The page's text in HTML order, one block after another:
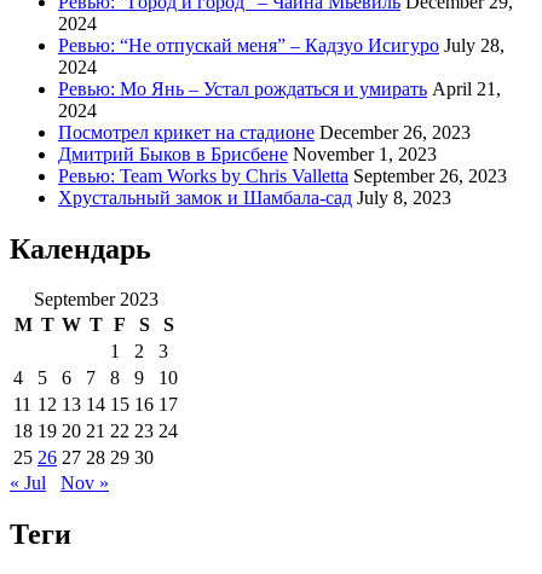
2024
Ревью: “Не отпускай меня” – Кадзуо Исигуро July 28,
2024
Ревью: Мо Янь – Устал рождаться и умирать April 21,
2024
Посмотрел крикет на стадионе December 26, 2023
Дмитрий Быков в Брисбене November 1, 2023
Ревью: Team Works by Chris Valletta September 26, 2023
Хрустальный замок и Шамбала-сад July 8, 2023
Календарь
September 2023
M T W T F S
S
1
2
3
4
5 6 7 8 9
10
11 12 13 14 15 16 17
18 19 20 21 22 23 24
25 26 27 28 29 30
« Jul
Nov »
Теги